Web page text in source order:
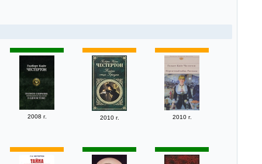
2008 г. 2010 г. 2010 г.